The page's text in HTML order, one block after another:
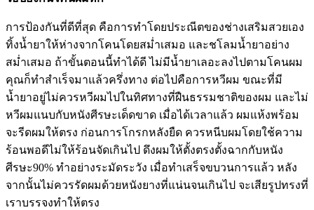
การป้องกันที่ดีที่สุด คือการทำโดยประณีตของช่างเสริมสวยเอง
ทิ้งน้ำยาให้ห่างจากโคนโดยสม่ำเสมอ และชโลมน้ำยาอย่าง
สม่ำเสมอ ถ้าขั้นตอนนี้ทำได้ดี ไม่มีน้ำยาเลอะลงไปตามโคนผม
คุณก็ทำสำเร็จมาแล้วครึ่งทาง ต่อไปคือการหวีผม ขณะที่มี
น้ำยาอยู่ไม่ควรหวีผมไปในทิศทางที่ฝืนธรรมชาติของผม และไม่
หวีผมแนบกับหนังศีรษะเด็ดขาด เมื่อได้เวลาแล้ว ผมแห้งพร้อม
จะรีดผมให้ตรง ก่อนการโกรกหลังยืด ควรหนีบผมโดยใช้ความ
ร้อนพอดีไม่ให้ร้อนจัดเกินไป ดึงผมให้ตั้งตรงตั้งฉากกับหนัง
ศีรษะ90% ทำอย่างระมัดระวัง เมื่อทำเสร็จขบวนการแล้ว หลัง
จากนั้นไม่ควรรัดผมด้วยหนังยางที่แน่นจนเกินไป จะเสียรูปทรงที่
เราบรรจงทำให้ตรง